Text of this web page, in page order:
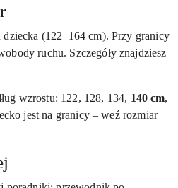
(122–164 cm). Przy granicy
ruchu. Szczegóły znajdziesz
wzrostu: 122, 128, 134, 140 cm,
jest na granicy – weź rozmiar